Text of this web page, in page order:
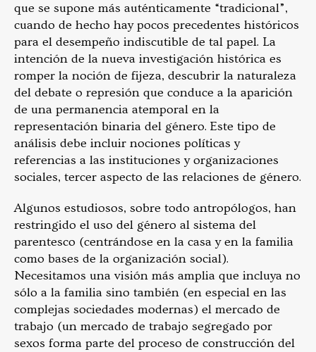
que se supone más auténticamente “tradicional”,
cuando de hecho hay pocos precedentes históricos
para el desempeño indiscutible de tal papel. La
intención de la nueva investigación histórica es
romper la noción de fijeza, descubrir la naturaleza
del debate o represión que conduce a la aparición
de una permanencia atemporal en la
representación binaria del género. Este tipo de
análisis debe incluir nociones políticas y
referencias a las instituciones y organizaciones
sociales, tercer aspecto de las relaciones de género.
Algunos estudiosos, sobre todo antropólogos, han
restringido el uso del género al sistema del
parentesco (centrándose en la casa y en la familia
como bases de la organización social).
Necesitamos una visión más amplia que incluya no
sólo a la familia sino también (en especial en las
complejas sociedades modernas) el mercado de
trabajo (un mercado de trabajo segregado por
sexos forma parte del proceso de construcción del